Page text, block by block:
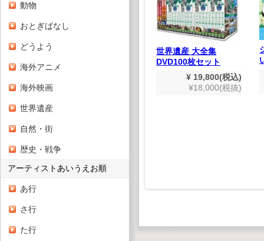
動物
おとぎばなし
どうよう
海外アニメ
海外映画
世界遺産
自然・街
歴史・戦争
アーティストあいうえお順
あ行
さ行
た行
んち
税抜)
ター クラフトキット
¥ 1,628(税込)
¥1,480(税抜)
世界遺産 大全集
DVD100枚セット
¥ 19,800(税込)
¥18,000(税抜)